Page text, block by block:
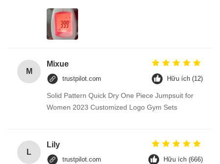
M
Mixue
trustpilot.com Hữu ích (12)
Solid Pattern Quick Dry One Piece Jumpsuit for
Women 2023 Customized Logo Gym Sets
L
Lily
trustpilot.com Hữu ích (666)